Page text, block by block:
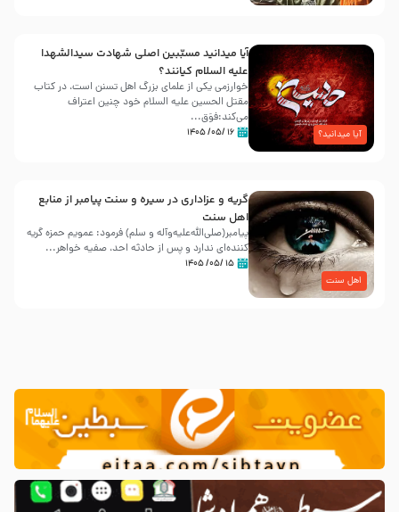
آیا میدانید؟
آیا میدانید مسبّبین اصلی شهادت سیدالشهدا
علیه ‌السلام کیانند؟
خوارزمی یکی از علمای بزرگ اهل تسنن است، در کتاب
مقتل الحسین علیه ‌السلام خود چنین اعتراف
می‌کند:فوَق...
۱۶ /۰۵/ ۱۴۰۵
اهل سنت
گریه و عزاداری در سیره و سنت پیامبر از منابع
اهل سنت
پیامبر(صلی‌الله‌علیه‌وآله و سلم) فرمود: عمویم حمزه گریه
کننده‌ای ندارد و پس از حادثه احد، صفیه خواهر...
۱۵ /۰۵/ ۱۴۰۵